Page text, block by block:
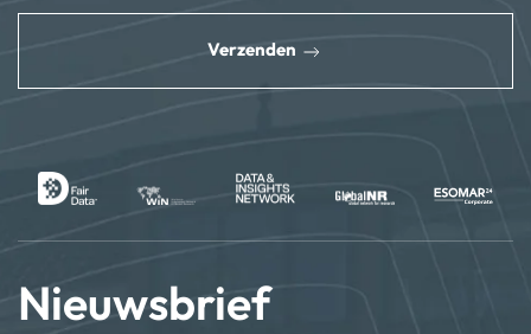
Verzenden
Nieuwsbrief